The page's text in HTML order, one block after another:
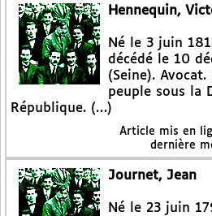
Hennequin,
Né le 3 juin
décédé le 10
(Seine).
peuple sous la
République. (…)
Article mis en
dernière
Journet, Jean
Né le 23 juin